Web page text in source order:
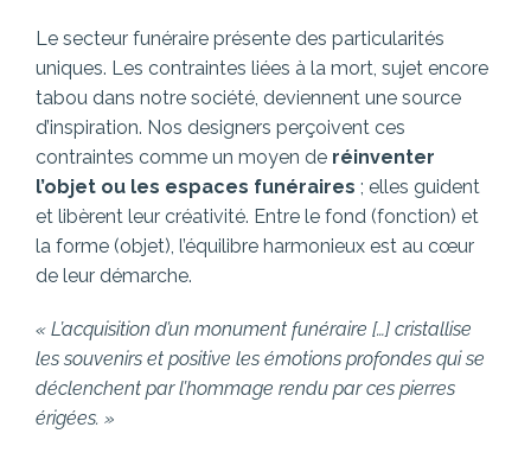
Le secteur funéraire présente des particularités
uniques. Les contraintes liées à la mort, sujet encore
tabou dans notre société, deviennent une source
d’inspiration. Nos designers perçoivent ces
contraintes comme un moyen de réinventer
l’objet ou les espaces funéraires ; elles guident
et libèrent leur créativité. Entre le fond (fonction) et
la forme (objet), l’équilibre harmonieux est au cœur
de leur démarche.
« L’acquisition d’un monument funéraire […] cristallise
les souvenirs et positive les émotions profondes qui se
déclenchent par l’hommage rendu par ces pierres
érigées. »